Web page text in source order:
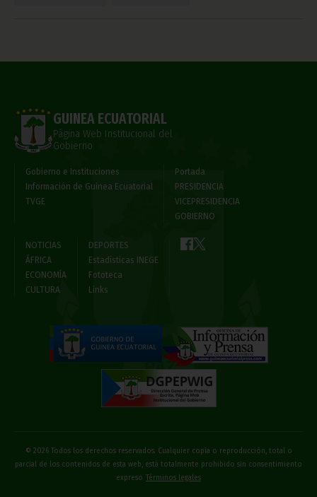
GUINEA ECUATORIAL
Página Web Institucional del
Gobierno
Gobierno e Instituciones
Información de Guinea Ecuatorial
TVGE
Portada
PRESIDENCIA
VICEPRESIDENCIA
GOBIERNO
NOTICIAS
ÁFRICA
ECONOMÍA
CULTURA
DEPORTES
Estadísticas INEGE
Fototeca
Links
© 2026 Todos los derechos reservados. Cualquier copia o reproducción, total o
parcial de los contenidos de esta web, está totalmente prohibido sin consentimiento
expreso
Términos legales